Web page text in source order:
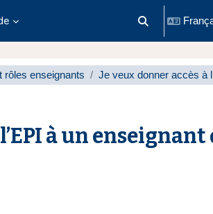
Activer/
rôles enseignants Je veux donner accès à
à un